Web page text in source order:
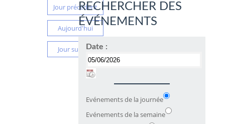
Jour précédent
Aujourd'hui
Jour suivant
RECHERCHER DES
ÉVÉNEMENTS
Date :
Evénements de la journée
Evénements de la semaine